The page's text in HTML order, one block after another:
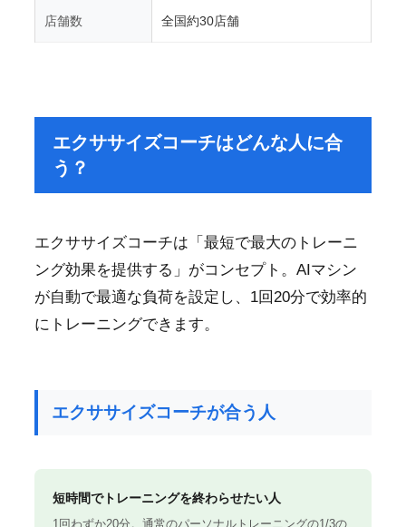
店舗数 全国約30店舗
エクササイズコーチはどんな人に合
う？
エクササイズコーチは「最短で最大のトレーニ
ング効果を提供する」がコンセプト。AIマシン
が自動で最適な負荷を設定し、1回20分で効率的
にトレーニングできます。
エクササイズコーチが合う人
短時間でトレーニングを終わらせたい人
1回わずか20分。通常のパーソナルトレーニングの1/3の